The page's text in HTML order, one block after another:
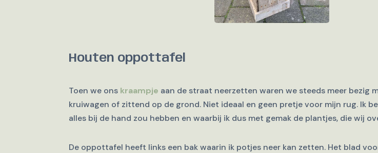
Houten oppottafel
Toen we ons kraampje aan de straat neerzetten waren we steeds meer bezig
kruiwagen of zittend op de grond. Niet ideaal en geen pretje voor mijn rug. Ik
alles bij de hand zou hebben en waarbij ik dus met gemak de plantjes, die wij
De oppottafel heeft links een bak waarin ik potjes neer kan zetten. Het blad